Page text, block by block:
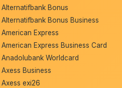
Alternatifbank Bonus
Alternatifbank Bonus Business
American Express
American Express Business Card
Anadolubank Worldcard
Axess Business
Axess exi26